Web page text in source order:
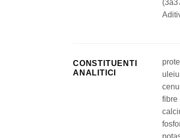
CONSTITUENTI
ANALITICI
fibre